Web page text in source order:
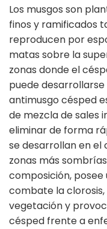
Los musgos son
finos y ramificados
reproducen por
matas sobre la
zonas donde el
puede
antimusgo césped
de mezcla de sales
eliminar de forma
se desarrollan en el
zonas más
composición,
combate la
vegetación y
césped frente a